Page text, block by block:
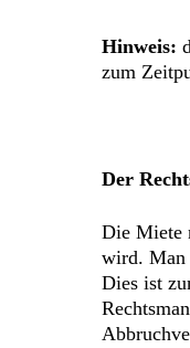
Hinweis:
zum
Der
Die Miete
wird. Man
Dies ist